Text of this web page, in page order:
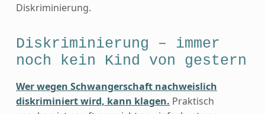
Diskriminierung.
Diskriminierung – immer
noch kein Kind von gestern
Wer wegen Schwangerschaft nachweislich
diskriminiert wird, kann klagen. Praktisch